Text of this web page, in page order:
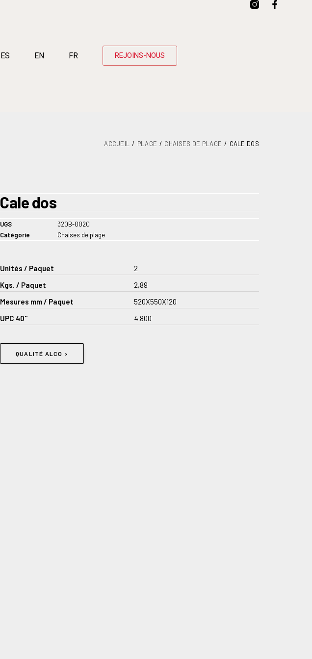
ES EN FR REJOINS-NOUS
ACCUEIL PLAGE CHAISES DE PLAGE CALE DOS
Cale dos
UGS
320B-0020
Catégorie
Chaises de plage
Unités / Paquet
2
Kgs. / Paquet
2,89
Mesures mm / Paquet
520X550X120
UPC 40''
4.800
QUALITÉ ALCO >